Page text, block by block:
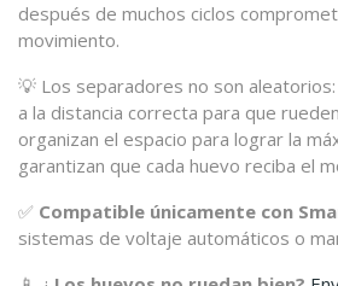
después de muchos ciclos
movimiento.
💡 Los separadores no son
a la distancia correcta para que
organizan el espacio para lograr la
garantizan que cada huevo reciba el
✅ Compatible únicamente con
sistemas de voltaje automáticos o